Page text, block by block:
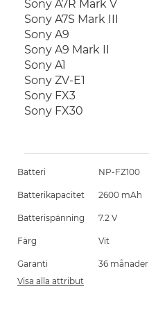
Sony A7R Mark V
Sony A7S Mark III
Sony A9
Sony A9 Mark II
Sony A1
Sony ZV-E1
Sony FX3
Sony FX30
Batteri NP-FZ100
Batterikapacitet 2600 mAh
Batterispänning 7.2 V
Färg Vit
Garanti
36 månader
Visa alla attribut